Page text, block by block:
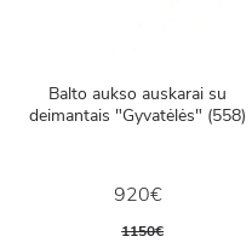
Balto aukso auskarai su
deimantais "Gyvatėlės" (558)
920€
1150€